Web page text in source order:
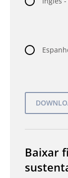
Baixar